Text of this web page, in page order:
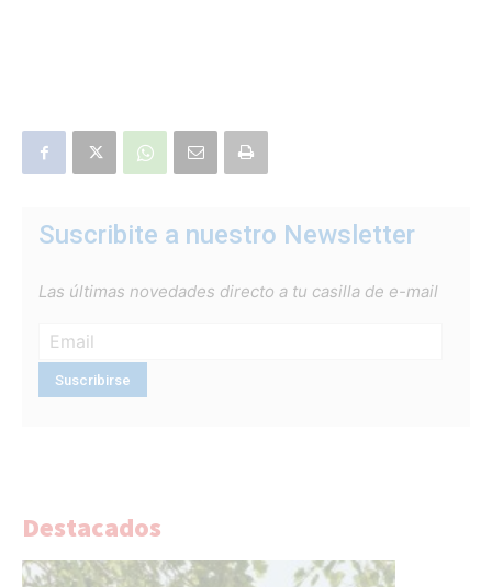
Suscribite a nuestro Newsletter
Las últimas novedades directo a tu casilla de e-mail
Destacados